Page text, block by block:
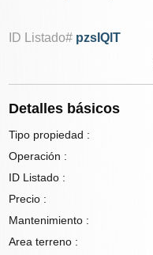
ID Listado# pzsIQlT
Detalles básicos
Tipo propiedad :
Operación :
ID Listado :
Precio :
Mantenimiento :
Area terreno :